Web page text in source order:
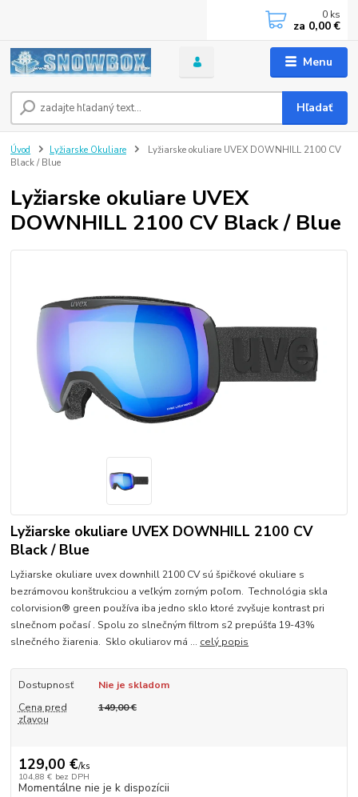
Menu
Hľadať
0 ks
za 0,00 €
Úvod Lyžiarske Okuliare
Lyžiarske okuliare UVEX DOWNHILL 2100 CV
Black / Blue
Lyžiarske okuliare UVEX
DOWNHILL 2100 CV Black / Blue
Lyžiarske okuliare UVEX DOWNHILL 2100 CV
Black / Blue
Lyžiarske okuliare uvex downhill 2100 CV sú špičkové okuliare s
bezrámovou konštrukciou a veľkým zorným poľom. Technológia skla
colorvision® green používa iba jedno sklo ktoré zvyšuje kontrast pri
slnečnom počasí . Spolu zo slnečným filtrom s2 prepúšťa 19-43%
slnečného žiarenia. Sklo okuliarov má ... celý popis
Dostupnosť
Nie je skladom
Cena pred
zľavou
149,00 €
129,00 €/ks
104,88 € bez DPH
Momentálne nie je k dispozícii